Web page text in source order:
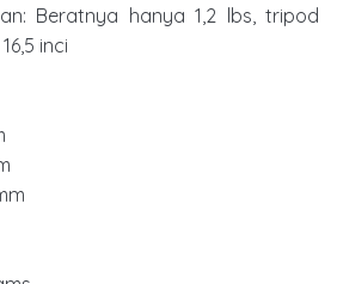
Beratnya hanya 1,2 lbs, tripod
inci